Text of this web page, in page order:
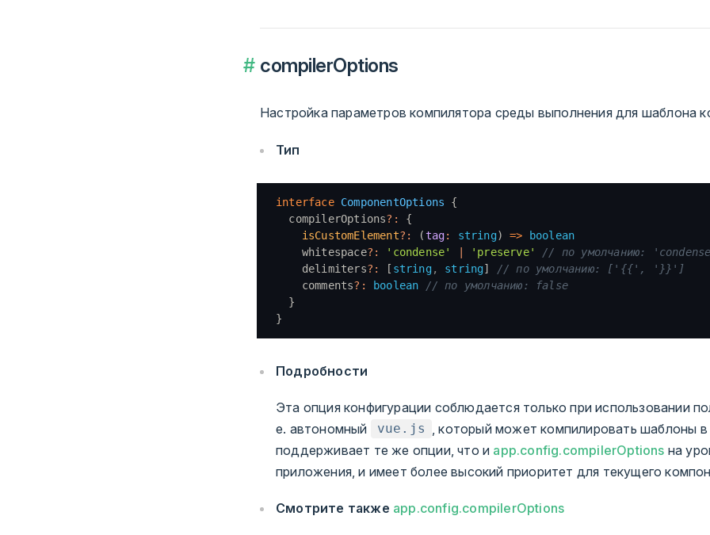
compilerOptions
Настройка параметров компилятора среды выполнения для шаблона
Тип
interface ComponentOptions {
  compilerOptions
?:
{
    isCustomElement
?: (tag: string) => boolean
    whitespace
?: 'condense' 'preserve'
// по умолчанию:
    delimiters
?: [ string, string]
// по умолчанию: ['{{', '}}']
    comments
?: boolean // по умолчанию: false
  }
}
Подробности
Эта опция конфигурации соблюдается только при использовании
е. автономный
vue.js
, который может компилировать шаблоны
поддерживает те же опции, что и app.config.compilerOptions на
приложения, и имеет более высокий приоритет для текущего
Смотрите также app.config.compilerOptions